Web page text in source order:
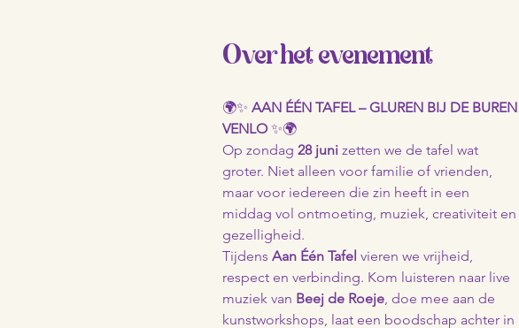
Over het evenement
🌍✨ AAN ÉÉN TAFEL – GLUREN BIJ DE BUREN
VENLO ✨🌍
Op zondag 28 juni zetten we de tafel wat
groter. Niet alleen voor familie of vrienden,
maar voor iedereen die zin heeft in een
middag vol ontmoeting, muziek, creativiteit en
gezelligheid.
Tijdens Aan Één Tafel vieren we vrijheid,
respect en verbinding. Kom luisteren naar live
muziek van Beej de Roeje, doe mee aan de
kunstworkshops, laat een boodschap achter in